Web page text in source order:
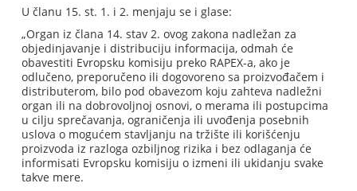
U članu 15. st. 1. i 2. menjaju se i glase:
„Organ iz člana 14. stav 2. ovog zakona nadležan za
objedinjavanje i distribuciju informacija, odmah će
obavestiti Evropsku komisiju preko RAPEX-a, ako je
odlučeno, preporučeno ili dogovoreno sa proizvođačem i
distributerom, bilo pod obavezom koju zahteva nadležni
organ ili na dobrovoljnoj osnovi, o merama ili postupcima
u cilju sprečavanja, ograničenja ili uvođenja posebnih
uslova o mogućem stavljanju na tržište ili korišćenju
proizvoda iz razloga ozbiljnog rizika i bez odlaganja će
informisati Evropsku komisiju o izmeni ili ukidanju svake
takve mere.